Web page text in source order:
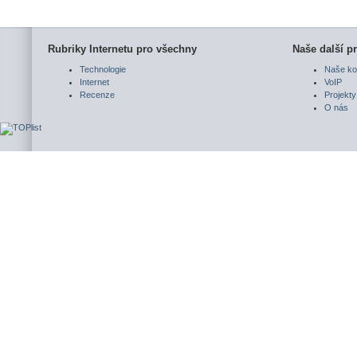
Rubriky Internetu pro všechny
Technologie
Internet
Recenze
Naše další
Naše
VoIP
Projekty
O nás